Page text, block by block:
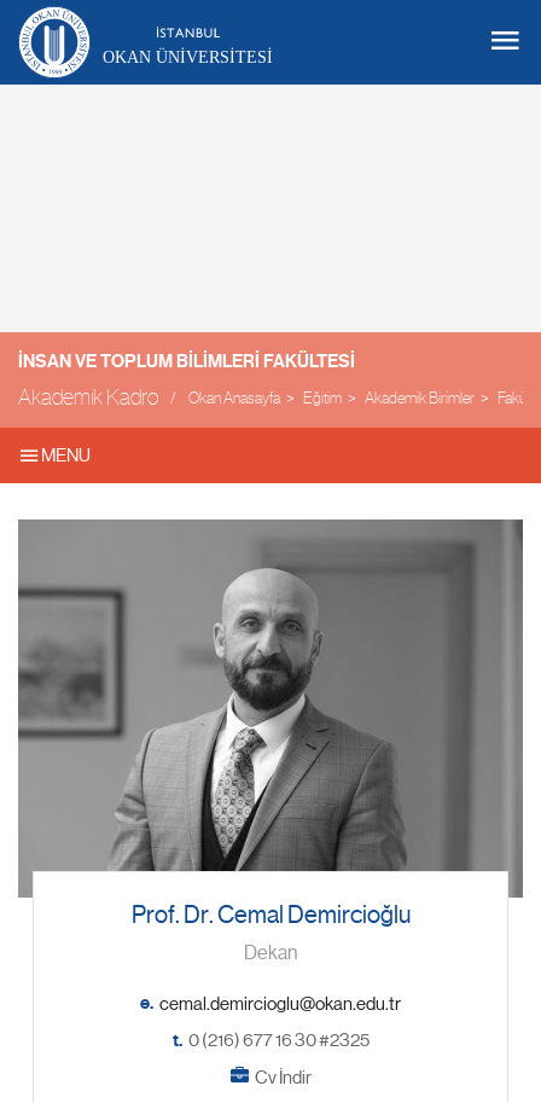
OKAN ÜNIVERSITESI
İNSAN VE TOPLUM BILIMLERI FAKÜLTESI
Akademik Kadro Okan Anasayfa Eğitim Akademik Birimler
MENU
Prof. Dr. Cemal Demircioğlu
Dekan
e.
t. 0 (216) 677 16 30 #2325
Cv İndir